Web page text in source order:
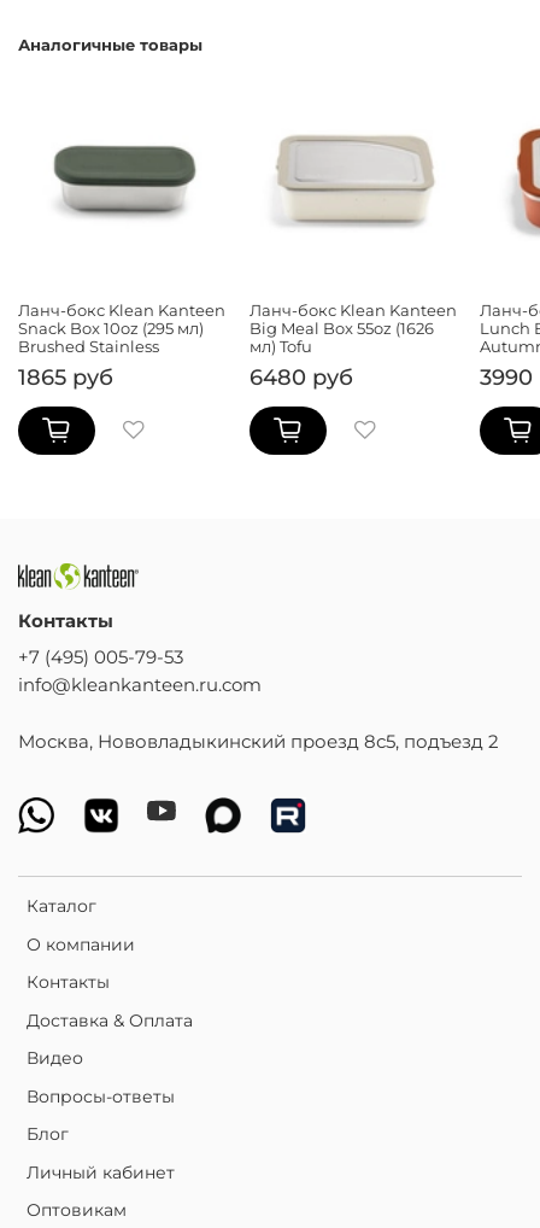
Аналогичные товары
Ланч-бокс Klean Kanteen
Snack Box 10oz (295 мл)
Brushed Stainless
1865 руб
Ланч-бокс Klean Kanteen
Big Meal Box 55oz (1626
мл) Tofu
6480 руб
Ланч-
Lunch
3990
Каталог
О компании
Контакты
Доставка & Оплата
Видео
Вопросы-ответы
Блог
Личный кабинет
Оптовикам
Контакты
+7 (495) 005-79-53
info@kleankanteen.ru.com
Москва, Нововладыкинский проезд 8с5, подъезд 2